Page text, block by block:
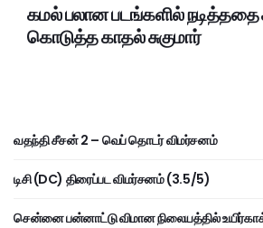
கமல் பலான படங்களில் நடித்ததை
கொடுத்த காதல் சுகுமார்
வதந்தி சீசன் 2 – வெப் தொடர் விமர்சனம்
டிசி (DC) திரைப்பட விமர்சனம் (3.5/5)
சென்னை பன்னாட்டு விமான நிலையத்தில்